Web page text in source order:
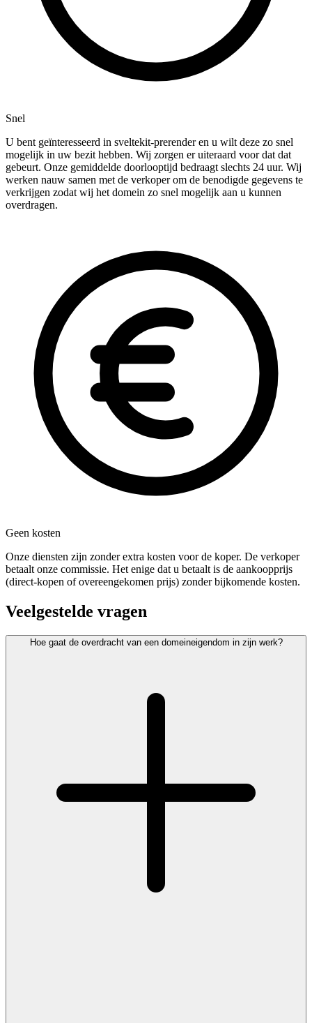
Snel
U bent geïnteresseerd in sveltekit-prerender en u wilt deze zo snel
mogelijk in uw bezit hebben. Wij zorgen er uiteraard voor dat dat
gebeurt. Onze gemiddelde doorlooptijd bedraagt slechts 24 uur. Wij
werken nauw samen met de verkoper om de benodigde gegevens te
verkrijgen zodat wij het domein zo snel mogelijk aan u kunnen
overdragen.
Geen kosten
Onze diensten zijn zonder extra kosten voor de koper. De verkoper
betaalt onze commissie. Het enige dat u betaalt is de aankoopprijs
(direct-kopen of overeengekomen prijs) zonder bijkomende kosten.
Veelgestelde vragen
Hoe gaat de overdracht van een domeineigendom in zijn werk?